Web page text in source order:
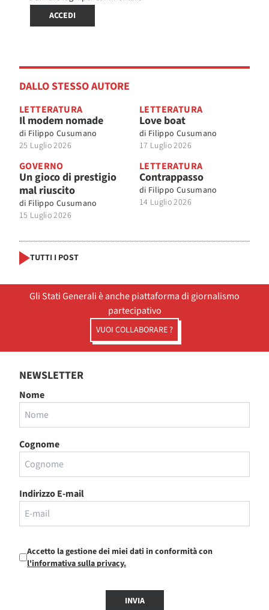
ACCEDI
DALLO STESSO AUTORE
LETTERATURA
Il modem nomade
di Filippo Cusumano
25 Luglio 2026
LETTERATURA
Love boat
di Filippo Cusumano
17 Luglio 2026
GOVERNO
Un gioco di prestigio
mal riuscito
di Filippo Cusumano
15 Luglio 2026
LETTERATURA
Contrappasso
di Filippo Cusumano
14 Luglio 2026
TUTTI I POST
Gli Stati Generali è anche piattaforma di giornalismo
partecipativo
VUOI COLLABORARE ?
NEWSLETTER
Nome
Cognome
Indirizzo E-mail
Accetto la gestione dei miei dati in conformità con
l'informativa sulla privacy.
INVIA